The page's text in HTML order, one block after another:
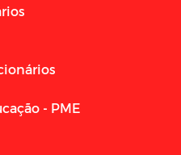
- PME